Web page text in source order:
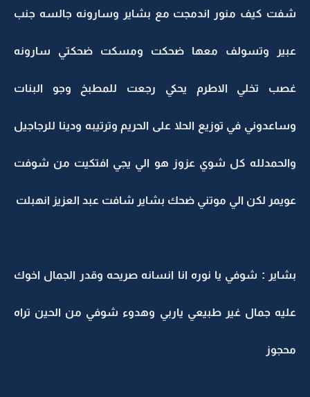
شفت كيف منور اندمجت مع بشاير وسارونه جالسه جنب
عبير وتسولف معها ضحكت ومسكت ضحكتي سارونه
غصب تخلي الاطرم يحكي رجعت للمطبخ وجو البنات
وساعدوني في توزيع الحلا على الحريم وترتيبه ودينا للرجاجيل
والحمدلله كل شوي عزوز هو الي يجي افتكيت من شوفت
عويمر لكن الي موتني ضحك بشاير شافت عبد العزيز انهبلت
بشاير : شوفي يا نوره انا انسانه صريحه وقدر الجمال اخوك
عليه جمال غير طبيعي ياربي وهدوء شوفي من الحين تراه
محجوز